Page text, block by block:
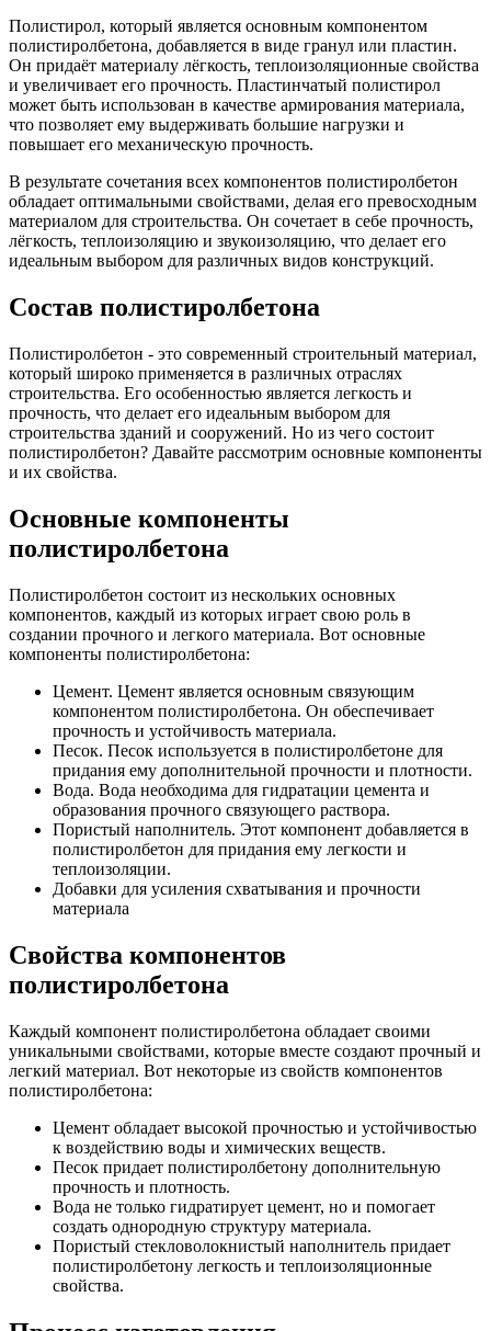
Полистирол, который является основным компонентом
полистиролбетона, добавляется в виде гранул или пластин.
Он придаёт материалу лёгкость, теплоизоляционные свойства
и увеличивает его прочность. Пластинчатый полистирол
может быть использован в качестве армирования материала,
что позволяет ему выдерживать большие нагрузки и
повышает его механическую прочность.
В результате сочетания всех компонентов полистиролбетон
обладает оптимальными свойствами, делая его превосходным
материалом для строительства. Он сочетает в себе прочность,
лёгкость, теплоизоляцию и звукоизоляцию, что делает его
идеальным выбором для различных видов конструкций.
Состав полистиролбетона
Полистиролбетон - это современный строительный материал,
который широко применяется в различных отраслях
строительства. Его особенностью является легкость и
прочность, что делает его идеальным выбором для
строительства зданий и сооружений. Но из чего состоит
полистиролбетон? Давайте рассмотрим основные компоненты
и их свойства.
Основные компоненты
полистиролбетона
Полистиролбетон состоит из нескольких основных
компонентов, каждый из которых играет свою роль в
создании прочного и легкого материала. Вот основные
компоненты полистиролбетона:
Цемент. Цемент является основным связующим
компонентом полистиролбетона. Он обеспечивает
прочность и устойчивость материала.
Песок. Песок используется в полистиролбетоне для
придания ему дополнительной прочности и плотности.
Вода. Вода необходима для гидратации цемента и
образования прочного связующего раствора.
Пористый наполнитель. Этот компонент добавляется в
полистиролбетон для придания ему легкости и
теплоизоляции.
Добавки для усиления схватывания и прочности
материала
Свойства компонентов
полистиролбетона
Каждый компонент полистиролбетона обладает своими
уникальными свойствами, которые вместе создают прочный и
легкий материал. Вот некоторые из свойств компонентов
полистиролбетона:
Цемент обладает высокой прочностью и устойчивостью
к воздействию воды и химических веществ.
Песок придает полистиролбетону дополнительную
прочность и плотность.
Вода не только гидратирует цемент, но и помогает
создать однородную структуру материала.
Пористый стекловолокнистый наполнитель придает
полистиролбетону легкость и теплоизоляционные
свойства.